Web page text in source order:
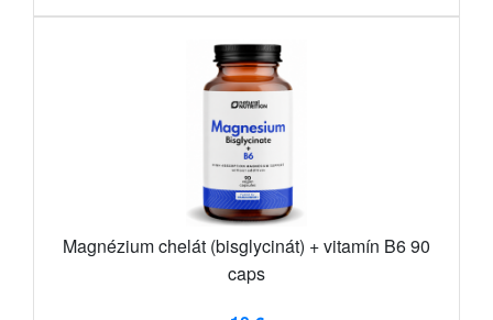
Magnézium chelát (bisglycinát) + vitamín B6 90
caps